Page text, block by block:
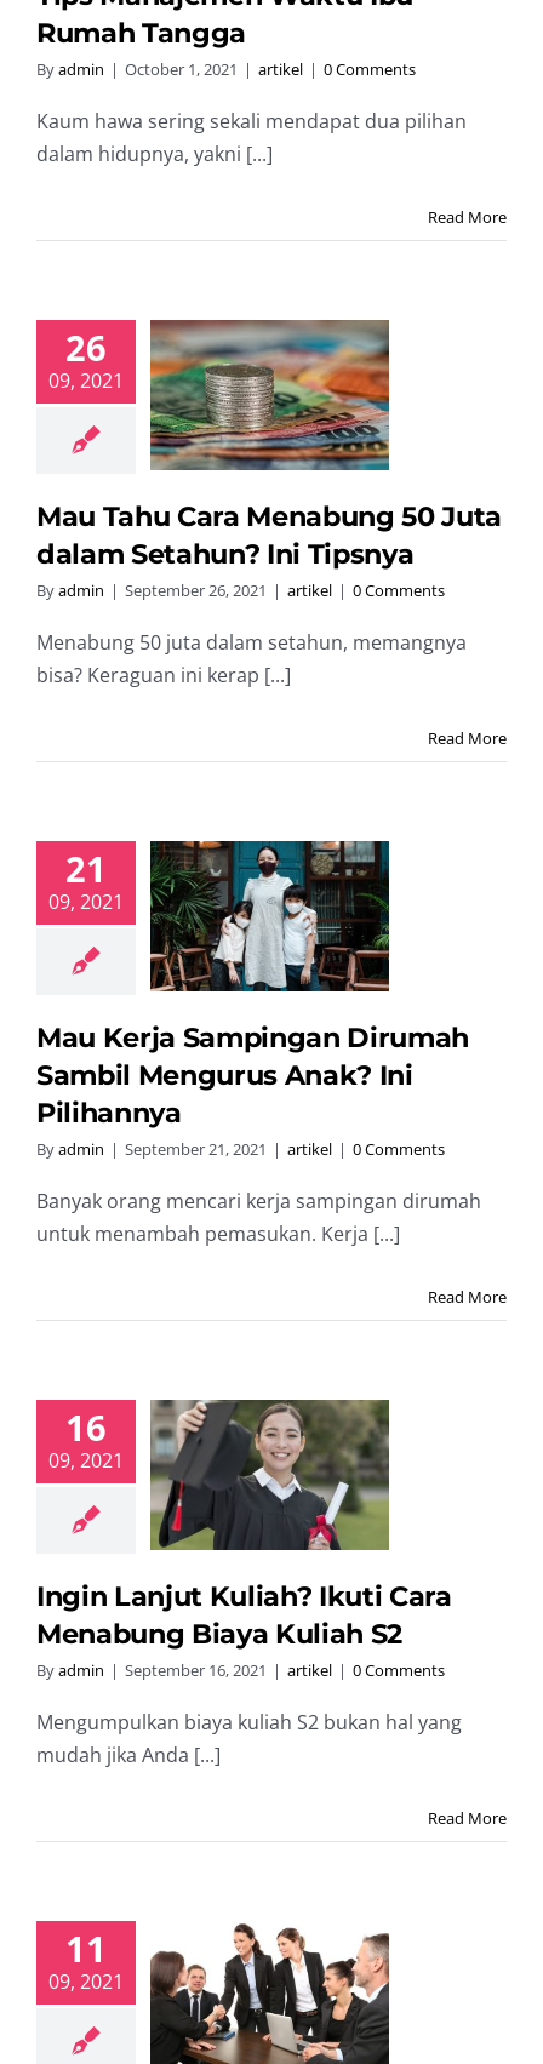
Rumah Tangga
Byadmin | October 1, 2021 | artikel | 0 Comments
Kaum hawa sering sekali mendapat dua pilihan
dalam hidupnya, yakni [...]
Read More
26
09, 2021
Cara
50
dalam
Ini
Mau Tahu Cara Menabung 50 Juta
dalam Setahun? Ini Tipsnya
Byadmin | September 26, 2021 | artikel | 0 Comments
Menabung 50 juta dalam setahun, memangnya
bisa? Keraguan ini kerap [...]
Read More
21
09, 2021
Kerja
Sambil
Anak?
Mau Kerja Sampingan Dirumah
Sambil Mengurus Anak? Ini
Pilihannya
Byadmin | September 21, 2021 | artikel | 0 Comments
Banyak orang mencari kerja sampingan dirumah
untuk menambah pemasukan. Kerja [...]
Read More
16
09, 2021
Lanjut
Ikuti Cara
Biaya
S2
Ingin Lanjut Kuliah? Ikuti Cara
Menabung Biaya Kuliah S2
Byadmin | September 16, 2021 | artikel | 0 Comments
Mengumpulkan biaya kuliah S2 bukan hal yang
mudah jika Anda [...]
Read More
11
09, 2021
Ini 5
Agar
Kerja
Interview